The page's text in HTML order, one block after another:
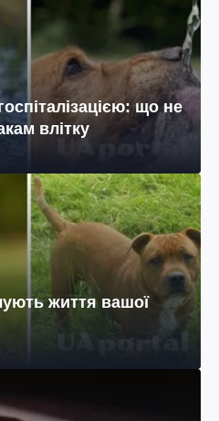
що не
влітку
життя вашої